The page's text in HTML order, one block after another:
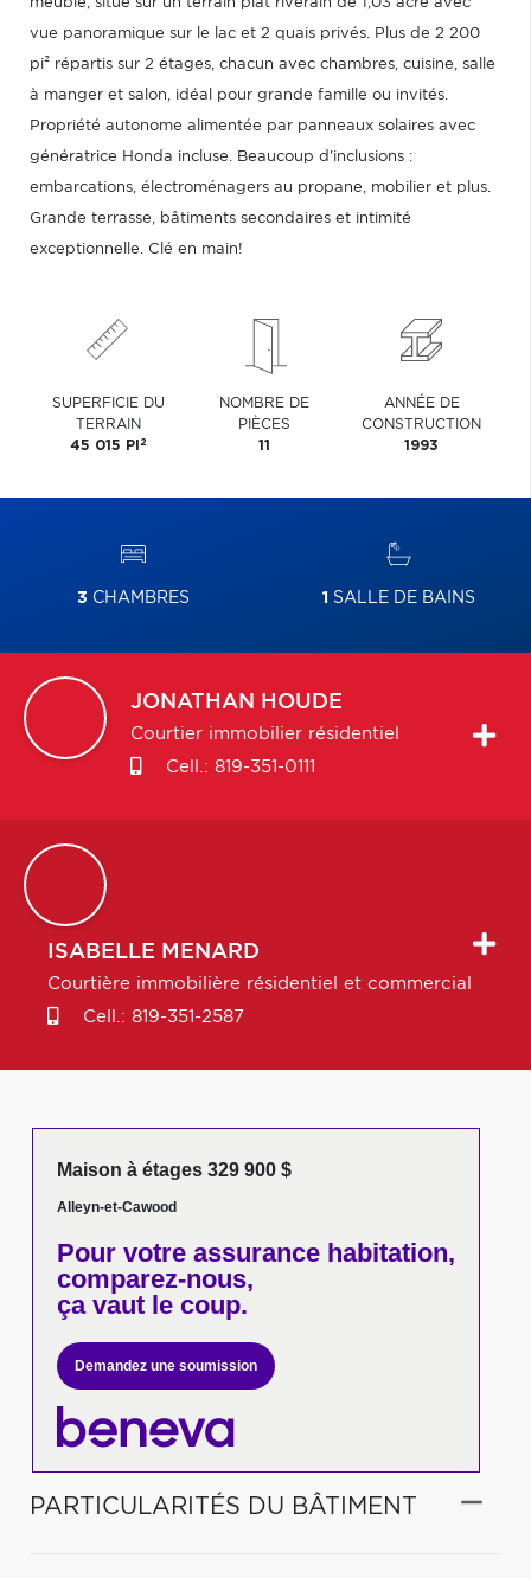
vue panoramique sur le lac et 2 quais privés. Plus de 2 200
pi² répartis sur 2 étages, chacun avec chambres, cuisine, salle
à manger et salon, idéal pour grande famille ou invités.
Propriété autonome alimentée par panneaux solaires avec
génératrice Honda incluse. Beaucoup d'inclusions :
embarcations, électroménagers au propane, mobilier et plus.
Grande terrasse, bâtiments secondaires et intimité
exceptionnelle. Clé en main!
SUPERFICIE DU
TERRAIN
45 015 PI 2
NOMBRE DE
PIÈCES
11
ANNÉE DE
CONSTRUCTION
1993
3 CHAMBRES 1 SALLE DE BAINS
JONATHAN HOUDE
Courtier immobilier résidentiel
Cell.: 819-351-0111
ISABELLE MENARD
Courtière immobilière résidentiel et commercial
Cell.: 819-351-2587
Maison à étages 329 900 $
Alleyn-et-Cawood
Pour votreassurance habitation,
comparez-nous,
ça vaut le coup.
Demandez une soumission
PARTICULARITÉS DU BÂTIMENT